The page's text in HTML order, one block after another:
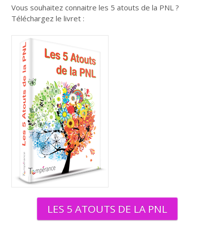
Vous souhaitez connaitre les 5 atouts de la PNL ?
Téléchargez le livret :
LES 5 ATOUTS DE LA PNL